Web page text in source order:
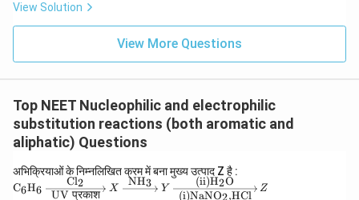
View Solution
View More Questions
Top NEET Nucleophilic and electrophilic
substitution reactions (both aromatic and
aliphatic) Questions
अभिक्रियाओं के निम्नलिखित क्रम में बना मुख्य उत्पाद Z है :
\text
C6H6
Cl2
UV प्रकाश X
NH3 Y
(ii)H2O
(i)NaNO2,HCl Z